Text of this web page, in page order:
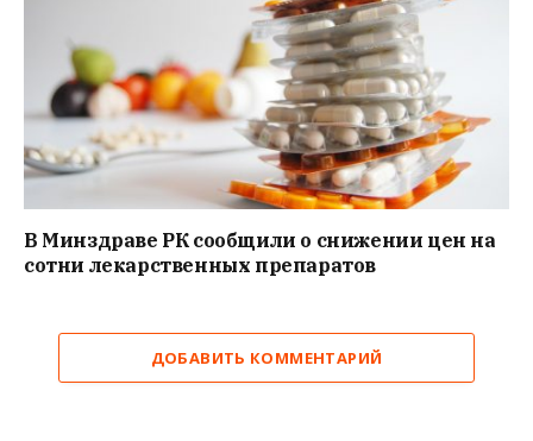
В Минздраве РК сообщили о снижении цен на
сотни лекарственных препаратов
ДОБАВИТЬ КОММЕНТАРИЙ